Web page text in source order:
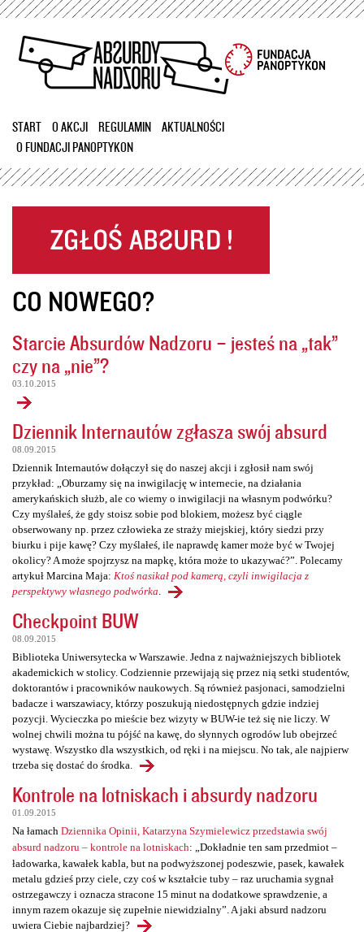
Przejdź
treści
START O AKCJI REGULAMIN
AKTUALNOŚCI
O FUNDACJI PANOPTYKON
CO NOWEGO?
Starcie Absurdów Nadzoru – jesteś na „tak”
czy na „nie”?
03.10.2015
Dziennik Internautów zgłasza swój absurd
08.09.2015
Dziennik Internautów dołączył się do naszej akcji i zgłosił nam swój
przykład: „Oburzamy się na inwigilację w internecie, na działania
amerykańskich służb, ale co wiemy o inwigilacji na własnym podwórku?
Czy myślałeś, że gdy stoisz sobie pod blokiem, możesz być ciągle
obserwowany np. przez człowieka ze straży miejskiej, który siedzi przy
biurku i pije kawę? Czy myślałeś, ile naprawdę kamer może być w Twojej
okolicy? A może spojrzysz na mapkę, która może to ukazywać?”. Polecamy
artykuł Marcina Maja: Ktoś nasikał pod kamerą, czyli inwigilacja z
perspektywy własnego podwórka
Checkpoint BUW
08.09.2015
Biblioteka Uniwersytecka w Warszawie. Jedna z najważniejszych bibliotek
akademickich w stolicy. Codziennie przewijają się przez nią setki studentów,
doktorantów i pracowników naukowych. Są również pasjonaci, samodzielni
badacze i warszawiacy, którzy poszukują niedostępnych gdzie indziej
pozycji. Wycieczka po mieście bez wizyty w BUW-ie też się nie liczy. W
wolnej chwili można tu pójść na kawę, do słynnych ogrodów lub obejrzeć
wystawę. Wszystko dla wszystkich, od ręki i na miejscu. No tak, ale najpierw
trzeba się dostać do środka.
Kontrole na lotniskach i absurdy nadzoru
01.09.2015
Na łamach Dziennika Opinii, Katarzyna Szymielewicz przedstawia swój
absurd nadzoru – kontrole na lotniskach: „Dokładnie ten sam przedmiot –
ładowarka, kawałek kabla, but na podwyższonej podeszwie, pasek, kawałek
metalu gdzieś przy ciele, czy coś w kształcie tuby – raz uruchamia sygnał
ostrzegawczy i oznacza stracone 15 minut na dodatkowe sprawdzenie, a
innym razem okazuje się zupełnie niewidzialny”. A jaki absurd nadzoru
uwiera Ciebie najbardziej?